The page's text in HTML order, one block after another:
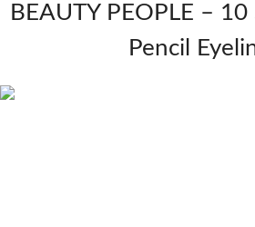
BEAUTY PEOPLE –
Pencil